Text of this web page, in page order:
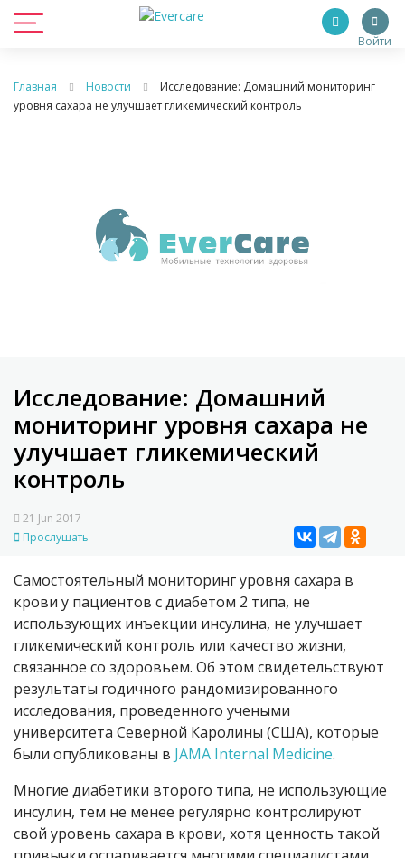
Войти
Главная Новости
Исследование: Домашний мониторинг
уровня сахара не улучшает гликемический контроль
Исследование: Домашний
мониторинг уровня сахара не
улучшает гликемический
контроль
21 Jun 2017
Прослушать
Самостоятельный мониторинг уровня сахара в
крови у пациентов с диабетом 2 типа, не
использующих инъекции инсулина, не улучшает
гликемический контроль или качество жизни,
связанное со здоровьем. Об этом свидетельствуют
результаты годичного рандомизированного
исследования, проведенного учеными
университета Северной Каролины (США), которые
были опубликованы в JAMA Internal Medicine.
Многие диабетики второго типа, не использующие
инсулин, тем не менее регулярно контролируют
свой уровень сахара в крови, хотя ценность такой